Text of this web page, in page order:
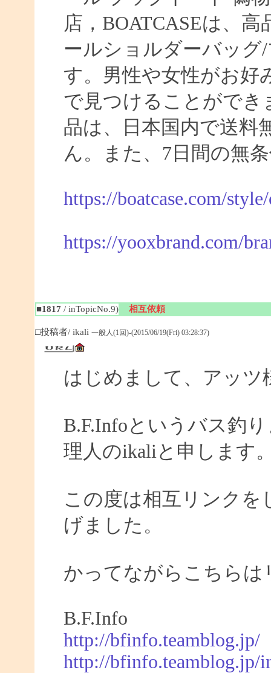
店，BOATCASEは、
ールショルダーバッ
す。男性や女性がお好
で見つけることができ
品は、日本国内で送料
ん。また、7日間の無
https://boatcase.com/
https://yooxbrand.com/
■1817 / inTopicNo.9) 相互依頼
□投稿者/ ikali 一般人(1回)-(2015/06/19(Fri) 03:28:37)
はじめまして、アッツ
B.F.Infoというバス釣
理人のikaliと申します
この度は相互リンクを
げました。
かってながらこちら
B.F.Info
http://bfinfo.teamblog.jp/
http://bfinfo.teamblog.jp/